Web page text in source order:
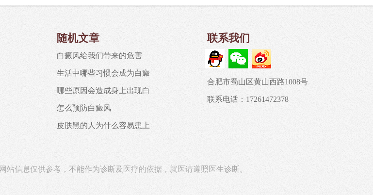
随机文章
白癜风给我们带来的危害
生活中哪些习惯会成为白癜
哪些原因会造成身上出现白
怎么预防白癜风
皮肤黑的人为什么容易患上
联系我们
合肥市蜀山区黄山西路1008号
联系电话：17261472378
网站信息仅供参考，不能作为诊断及医疗的依据，就医请遵照医生诊断。